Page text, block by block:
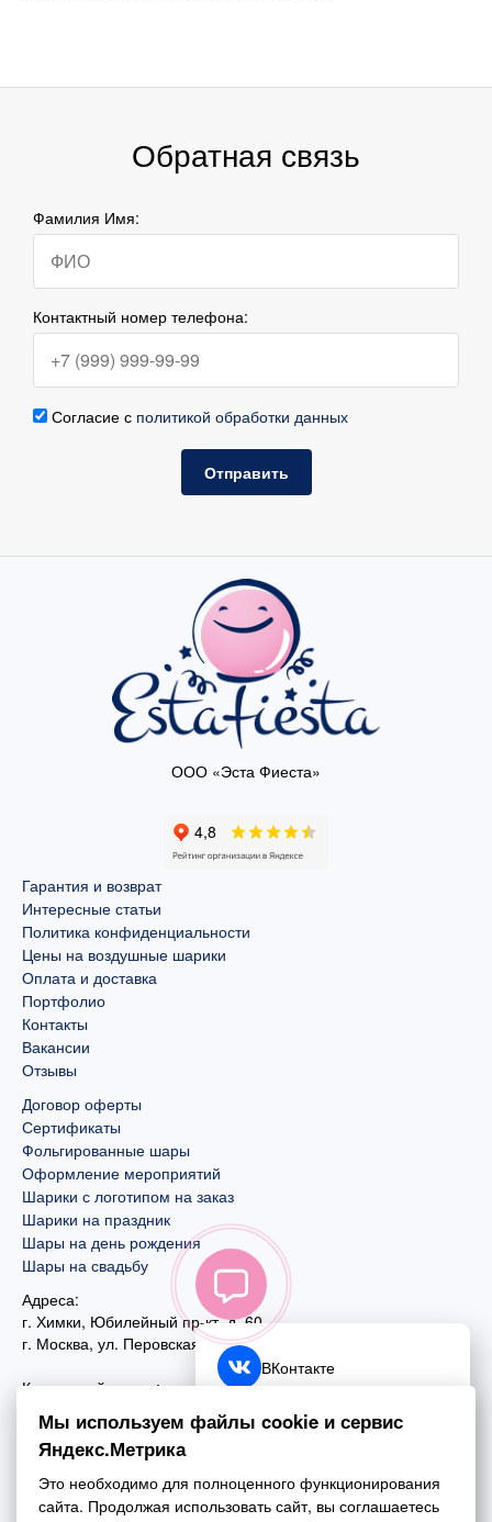
Обратная связь
Фамилия Имя:
Контактный номер телефона:
Согласие с политикой обработки данных
Отправить
ООО «Эста Фиеста»
Гарантия и возврат
Интересные статьи
Политика конфиденциальности
Цены на воздушные шарики
Оплата и доставка
Портфолио
Контакты
Вакансии
Отзывы
Договор оферты
Сертификаты
Фольгированные шары
Оформление мероприятий
Шарики с логотипом на заказ
Шарики на праздник
Шары на день рождения
Шары на свадьбу
Адреса:
г. Химки, Юбилейный пр-кт, д. 60
г. Москва, ул. Перовская, д. 59
Контактный номер:
+7 (495) 970-44-75
Почта:
mail@esta-fiesta.ru
ВКонтакте
Telegram
Обратный звонок
Мы используем файлы cookie и сервис
Яндекс.Метрика
Это необходимо для полноценного функционирования
сайта. Продолжая использовать сайт, вы соглашаетесь